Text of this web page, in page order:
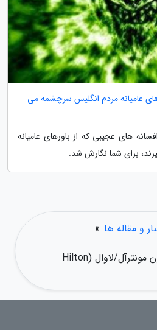
عامیانه مردم انگلیس سرچشمه می
های عجیبی که از باورهای عامیانه
برای شما نگارش شد.
و مقاله ها »
بررسی کامل هتل هیلتون مونترآل/لاوال (Hilton